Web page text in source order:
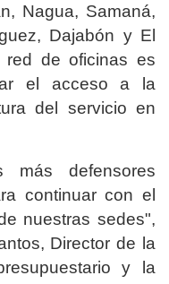
Nagua, Samaná,
Dajabón y El
de oficinas es
el acceso a la
del servicio en
más defensores
continuar con el
nuestras sedes",
Director de la
y la